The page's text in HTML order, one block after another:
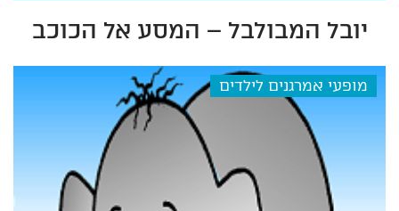
יובל המבולבל – המסע אל הכוכב
מופעי אמרגנים לילדים